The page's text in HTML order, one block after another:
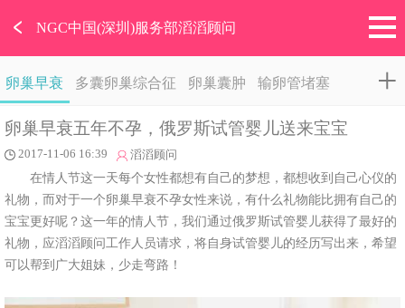
﹤ NGC中国(深圳)服务部滔滔顾问
卵巢早衰 多囊卵巢综合征 卵巢囊肿 输卵管堵塞
卵巢早衰五年不孕，俄罗斯试管婴儿送来宝宝
2017-11-06 16:39 滔滔顾问
在情人节这一天每个女性都想有自己的梦想，都想收到自己心仪的
礼物，而对于一个卵巢早衰不孕女性来说，有什么礼物能比拥有自己的
宝宝更好呢？这一年的情人节，我们通过俄罗斯试管婴儿获得了最好的
礼物，应滔滔顾问工作人员请求，将自身试管婴儿的经历写出来，希望
可以帮到广大姐妹，少走弯路！